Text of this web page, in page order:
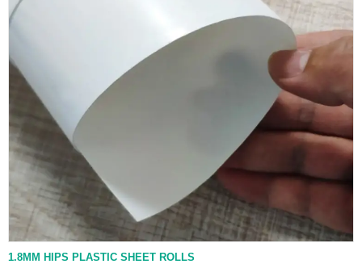
1.8MM HIPS PLASTIC SHEET ROLLS